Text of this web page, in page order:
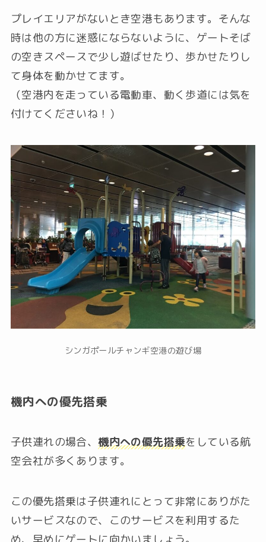
プレイエリアがないとき空港もあります。そんな
時は他の方に迷惑にならないように、ゲートそば
の空きスペースで少し遊ばせたり、歩かせたりし
て身体を動かせてます。
（空港内を走っている電動車、動く歩道には気を
付けてくださいね！）
シンガポールチャンギ空港の遊び場
機内への優先搭乗
子供連れの場合、機内への優先搭乗をしている航
空会社が多くあります。
この優先搭乗は子供連れにとって非常にありがた
いサービスなので、このサービスを利用するた